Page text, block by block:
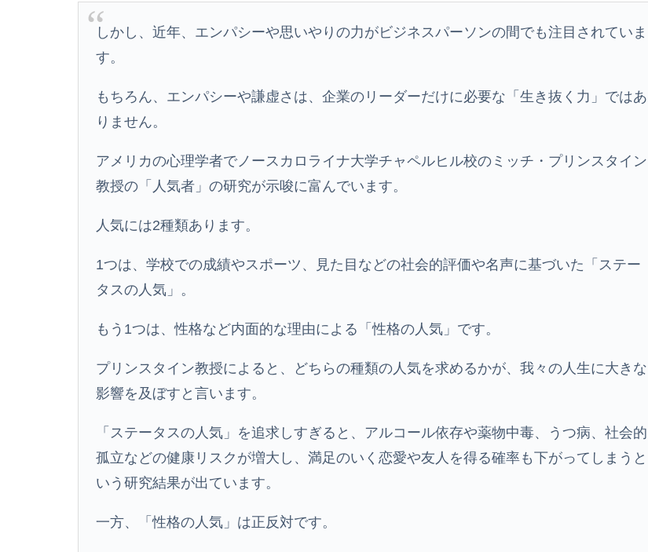
しかし、近年、エンパシーや思いやりの力がビジネスパーソンの間でも注目されていま
す。
もちろん、エンパシーや謙虚さは、企業のリーダーだけに必要な「生き抜く力」ではあ
りません。
アメリカの心理学者でノースカロライナ大学チャペルヒル校のミッチ・プリンスタイン
教授の「人気者」の研究が示唆に富んでいます。
人気には2種類あります。
1つは、学校での成績やスポーツ、見た目などの社会的評価や名声に基づいた「ステー
タスの人気」。
もう1つは、性格など内面的な理由による「性格の人気」です。
プリンスタイン教授によると、どちらの種類の人気を求めるかが、我々の人生に大きな
影響を及ぼすと言います。
「ステータスの人気」を追求しすぎると、アルコール依存や薬物中毒、うつ病、社会的
孤立などの健康リスクが増大し、満足のいく恋愛や友人を得る確率も下がってしまうと
いう研究結果が出ています。
一方、「性格の人気」は正反対です。